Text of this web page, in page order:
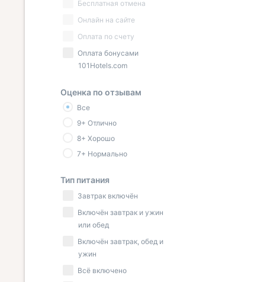
Бесплатная отмена
Онлайн на сайте
Оплата по счету
Оплата бонусами
101Hotels.com
Оценка по отзывам
Все
9+ Отлично
8+ Хорошо
7+ Нормально
Тип питания
Завтрак включён
Включён завтрак и ужин
или обед
Включён завтрак, обед и
ужин
Всё включено